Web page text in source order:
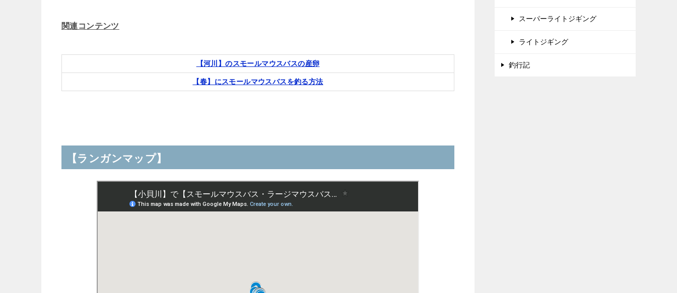
関連コンテンツ
【河川】のスモールマウスバスの産卵
【春】にスモールマウスバスを釣る方法
【ランガンマップ】
スーパーライトジギング
ライトジギング
釣行記